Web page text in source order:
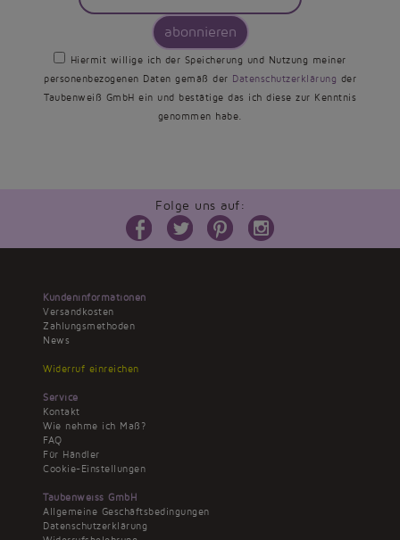
abonnieren
Hiermit willige ich der Speicherung und Nutzung meiner
personenbezogenen Daten gemäß der Datenschutzerklärung der
Taubenweiß GmbH ein und bestätige das ich diese zur Kenntnis
genommen habe.
Folge uns auf:
Kundeninformationen
Versandkosten
Zahlungsmethoden
News
Widerruf einreichen
Service
Kontakt
Wie nehme ich Maß?
FAQ
Für Händler
Cookie-Einstellungen
Taubenweiss GmbH
Allgemeine Geschäftsbedingungen
Datenschutzerklärung